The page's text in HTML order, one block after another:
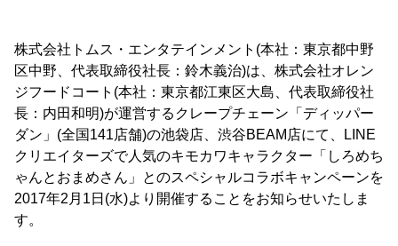
株式会社トムス・エンタテインメント(本社：東京都中野
区中野、代表取締役社長：鈴木義治)は、株式会社オレン
ジフードコート(本社：東京都江東区大島、代表取締役社
長：内田和明)が運営するクレープチェーン「ディッパー
ダン」(全国141店舗)の池袋店、渋谷BEAM店にて、LINE
クリエイターズで人気のキモカワキャラクター「しろめち
ゃんとおまめさん」とのスペシャルコラボキャンペーンを
2017年2月1日(水)より開催することをお知らせいたしま
す。